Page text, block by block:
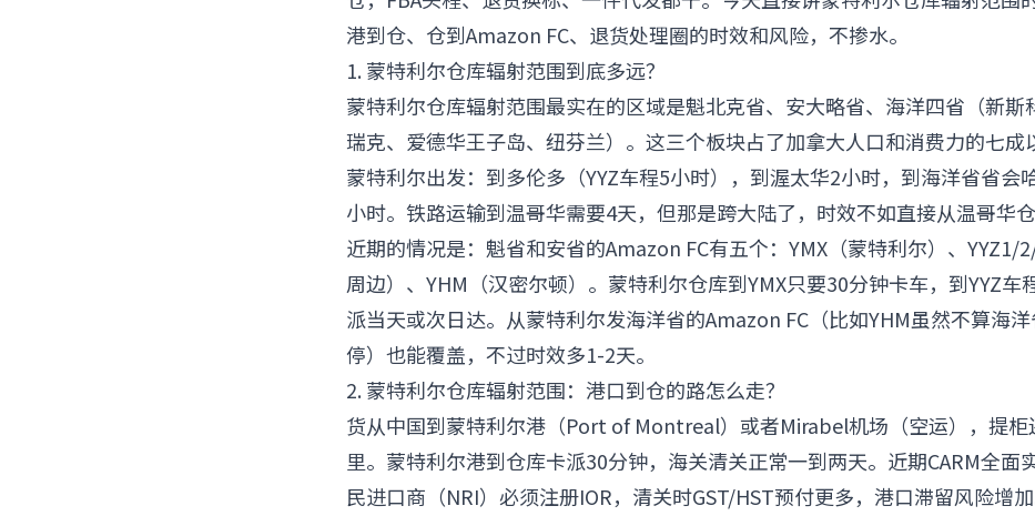
港到仓、仓到Amazon FC、退货处理圈的时效和风险，不掺水。
1. 蒙特利尔仓库辐射范围到底多远？
蒙特利尔仓库辐射范围最实在的区域是魁北克省、安大略省、海洋四省（新斯
瑞克、爱德华王子岛、纽芬兰）。这三个板块占了加拿大人口和消费力的七成
蒙特利尔出发：到多伦多（YYZ车程5小时），到渥太华2小时，到海洋省省会
小时。铁路运输到温哥华需要4天，但那是跨大陆了，时效不如直接从温哥华仓
近期的情况是：魁省和安省的Amazon FC有五个：YMX（蒙特利尔）、YYZ1/
周边）、YHM（汉密尔顿）。蒙特利尔仓库到YMX只要30分钟卡车，到YYZ车
派当天或次日达。从蒙特利尔发海洋省的Amazon FC（比如YHM虽然不算海
停）也能覆盖，不过时效多1-2天。
2. 蒙特利尔仓库辐射范围：港口到仓的路怎么走？
货从中国到蒙特利尔港（Port of Montreal）或者Mirabel机场（空运），提柜
里。蒙特利尔港到仓库卡派30分钟，海关清关正常一到两天。近期CARM全面
民进口商（NRI）必须注册IOR，清关时GST/HST预付更多，港口滞留风险增